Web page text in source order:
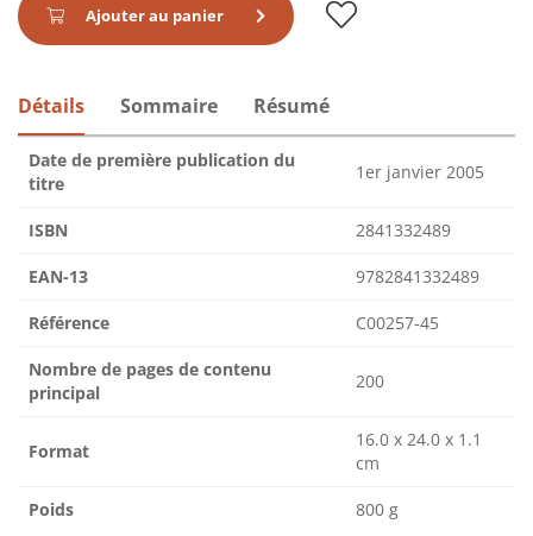
Ajouter au panier
Détails Sommaire Résumé
Date de première publication du
titre
1er janvier 2005
ISBN 2841332489
EAN-13 9782841332489
Référence C00257-45
Nombre de pages de contenu
principal
200
Format
16.0 x 24.0 x 1.1
cm
Poids 800 g